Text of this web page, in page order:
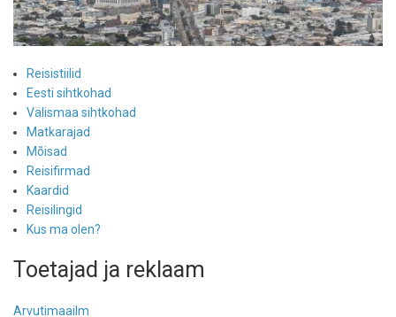
Reisistiilid
Eesti sihtkohad
Välismaa sihtkohad
Matkarajad
Mõisad
Reisifirmad
Kaardid
Reisilingid
Kus ma olen?
Toetajad ja reklaam
Arvutimaailm